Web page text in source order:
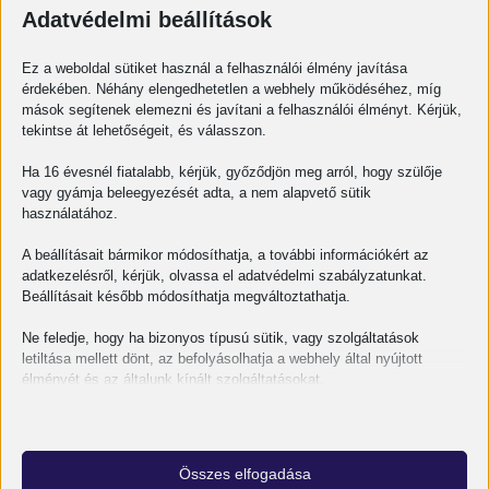
Az OMES, mint család
Az OMES Mérnök Kft.-nél hisszük, hogy a siker alapja nem
csupán a szakmai tudás, hanem az emberek közötti
bizalom és együttműködés. Az elmúlt évek során
OMES 2025-10-16
BLOG
Adatvédelmi beállítások
Ez a weboldal sütiket használ a felhasználói élmény javítása
érdekében. Néhány elengedhetetlen a webhely működéséhez, míg
mások segítenek elemezni és javítani a felhasználói élményt. Kérjük,
tekintse át lehetőségeit, és válasszon.
Ha 16 évesnél fiatalabb, kérjük, győződjön meg arról, hogy szülője
vagy gyámja beleegyezését adta, a nem alapvető sütik
használatához.
A beállításait bármikor módosíthatja, a további információkért az
adatkezelésről, kérjük, olvassa el adatvédelmi szabályzatunkat.
Beállításait később módosíthatja megváltoztathatja.
Ne feledje, hogy ha bizonyos típusú sütik, vagy szolgáltatások
letiltása mellett dönt, az befolyásolhatja a webhely által nyújtott
élményét és az általunk kínált szolgáltatásokat.
Az alapvető sütik és szolgáltatások biztosítják az oldal megfelelő
működéséhez. Ezek a sütik és szolgáltatások a GDPR szerint nem
Összes elfogadása